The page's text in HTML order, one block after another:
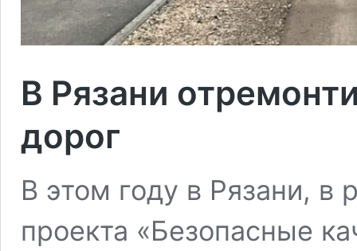
В Рязани
дорог
В этом году в Рязани, в
проекта «Безопасные